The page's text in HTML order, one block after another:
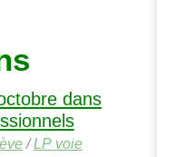
dans
/LPvoie